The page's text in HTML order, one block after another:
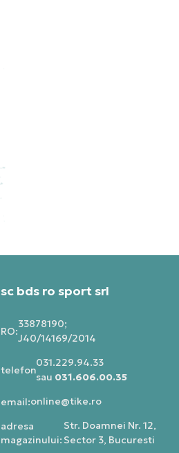
sc bds ro sport srl
RO:
33878190;
J40/14169/2014
telefon:
031.229.94.33
sau 031.606.00.35
email:online@tike.ro
adresa
magazinului:
Str. Doamnei Nr. 12,
Sector 3, Bucuresti